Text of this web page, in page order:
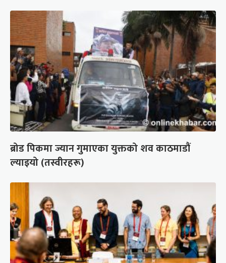
ब्रोड पिकमा ज्यान गुमाएका युक्तको शव काठमाडौं
ल्याइयो (तस्वीरहरू)